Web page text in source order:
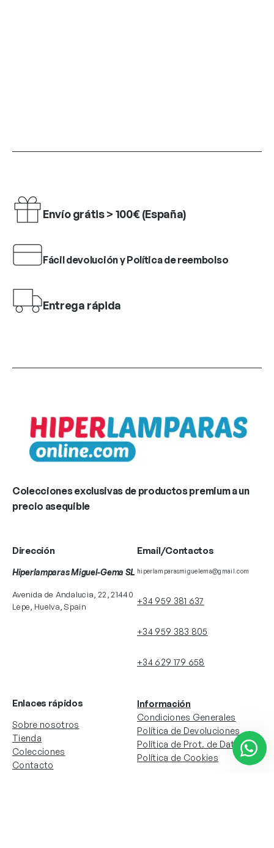
Envío grátis > 100€ (España)
Fácil devolución y Política de reembolso
Entrega rápida
Colecciones exclusivas de productos premium a un
precio asequible
Dirección
Hiperlamparas Miguel-Gema SL
Avenida de Andalucia, 22, 21440
Lepe, Huelva, Spain
Email/Contactos
hiperlamparasmiguelema@gmail.com
+34 959 381 637
+34 959 383 805
+34 629 179 658
Enlaces rápidos
Sobre nosotros
Tienda
Colecciones
Contacto
Información
Condiciones Generales
Política de Devoluciones
Política de Prot. de Datos
Política de Cookies